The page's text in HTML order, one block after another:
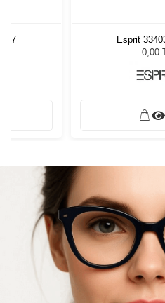
47
Esprit
0,00